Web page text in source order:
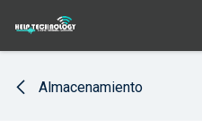
Almacenamiento